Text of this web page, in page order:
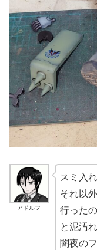
アドルフ
スミ入
それ以
行った
と泥汚
闇夜の